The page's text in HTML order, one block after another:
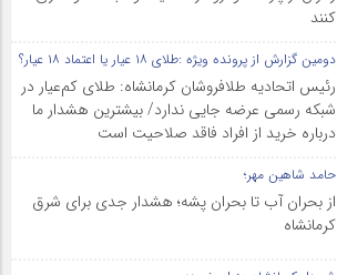
کنند
دومین گزارش از پرونده ویژه :طلای ۱۸ عیار یا اعتماد ۱۸ عیار؟
رئیس اتحادیه طلافروشان کرمانشاه: طلای کم‌عیار در
شبکه رسمی عرضه جایی ندارد/ بیشترین هشدار ما
درباره خرید از افراد فاقد صلاحیت است
حامد شاهین مهر؛
از بحران آب تا بحران پشه؛ هشدار جدی برای شرق
کرمانشاه